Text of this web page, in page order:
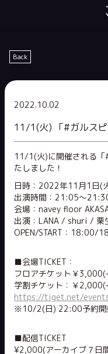
Back
2022.10.02
11/1(火) 「#ガルスピ
11/1(火)に開催される「
たしました！
日時：2022年11月1日(
出演時間：21:05〜
会場：navey floor
出演：LANA / shuri /
OPEN/START：18:00/
■会場TICKET：
フロアチケット￥
学割チケット：￥
https://tiget.net/
※10/2(日) 22:00予約開
■配信TICKET
¥2,000(アーカイブ７日